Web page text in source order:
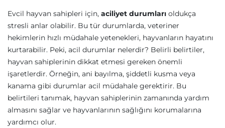
Evcil hayvan sahipleri için, aciliyet durumları oldukça
stresli anlar olabilir. Bu tür durumlarda, veteriner
hekimlerin hızlı müdahale yetenekleri, hayvanların hayatını
kurtarabilir. Peki, acil durumlar nelerdir? Belirli belirtiler,
hayvan sahiplerinin dikkat etmesi gereken önemli
işaretlerdir. Örneğin, ani bayılma, şiddetli kusma veya
kanama gibi durumlar acil müdahale gerektirir. Bu
belirtileri tanımak, hayvan sahiplerinin zamanında yardım
almasını sağlar ve hayvanlarının sağlığını korumalarına
yardımcı olur.